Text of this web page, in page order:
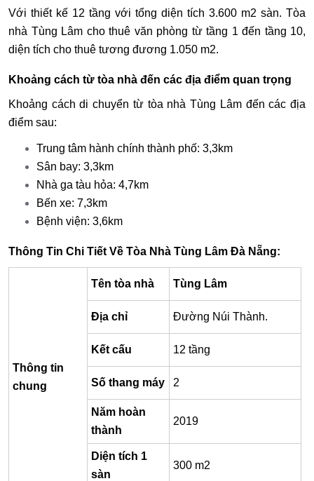
Với thiết kế 12 tầng với tổng diện tích 3.600 m2 sàn. Tòa
nhà Tùng Lâm cho thuê văn phòng từ tầng 1 đến tầng 10,
diện tích cho thuê tương đương 1.050 m2.
Khoảng cách từ tòa nhà đến các địa điểm quan trọng
Khoảng cách di chuyển từ tòa nhà Tùng Lâm đến các địa
điểm sau:
Trung tâm hành chính thành phố: 3,3km
Sân bay: 3,3km
Nhà ga tàu hỏa: 4,7km
Bến xe: 7,3km
Bệnh viện: 3,6km
Thông Tin Chi Tiết Về Tòa Nhà Tùng Lâm Đà Nẵng:
Thông tin
chung
Tên tòa nhà Tùng Lâm
Địa chỉ Đường Núi Thành.
Kết cấu 12 tầng
Số thang máy 2
Năm hoàn
thành
2019
Diện tích 1
sàn
300 m2